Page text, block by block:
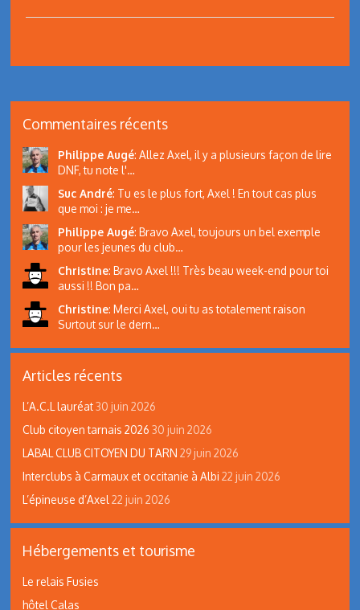
Commentaires récents
Philippe Augé: Allez Axel, il y a plusieurs façon de lire
DNF, tu note l'…
Suc André: Tu es le plus fort, Axel ! En tout cas plus
que moi : je me…
Philippe Augé: Bravo Axel, toujours un bel exemple
pour les jeunes du club…
Christine: Bravo Axel !!! Très beau week-end pour toi
aussi !! Bon pa…
Christine: Merci Axel, oui tu as totalement raison
Surtout sur le dern…
Articles récents
L’A.C.L lauréat 30 juin 2026
Club citoyen tarnais 2026 30 juin 2026
LABAL CLUB CITOYEN DU TARN 29 juin 2026
Interclubs à Carmaux et occitanie à Albi 22 juin 2026
L’épineuse d’Axel 22 juin 2026
Hébergements et tourisme
Le relais Fusies
hôtel Calas